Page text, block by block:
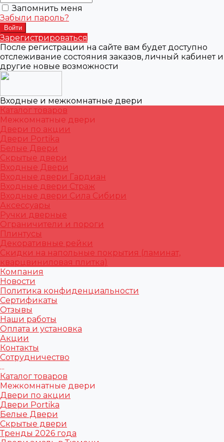
Запомнить меня
Забыли пароль?
Зарегистрироваться
После регистрации на сайте вам будет доступно
отслеживание состояния заказов, личный кабинет и
другие новые возможности
Входные и межкомнатные двери
Каталог товаров
Межкомнатные двери
Двери по акции
Двери Portika
Белые Двери
Скрытые двери
Входные Двери
Входные двери Гардиан
Входные двери Страж
Входные двери Сила Сибири
Аксессуары
Ручки дверные
Ограничители и пороги
Плинтусы
Декоративные рейки
Скидки на напольные покрытия (ламинат,
кварцвиниловая плитка)
Компания
Новости
Политика конфиденциальности
Сертификаты
Отзывы
Наши работы
Оплата и установка
Акции
Контакты
Сотрудничество
...
Каталог товаров
Межкомнатные двери
Двери по акции
Двери Portika
Белые Двери
Скрытые двери
Тренды 2026 года